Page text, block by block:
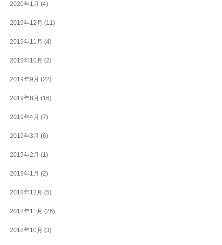
2020年1月 (4)
2019年12月 (11)
2019年11月 (4)
2019年10月 (2)
2019年9月 (22)
2019年8月 (16)
2019年4月 (7)
2019年3月 (6)
2019年2月 (1)
2019年1月 (2)
2018年12月 (5)
2018年11月 (26)
2018年10月 (3)